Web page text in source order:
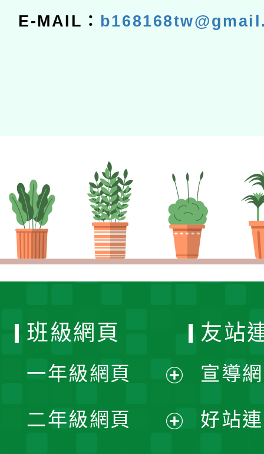
E-MAIL：
班級網頁
一年級網頁
開
二年級網頁
友站
宣導
好站